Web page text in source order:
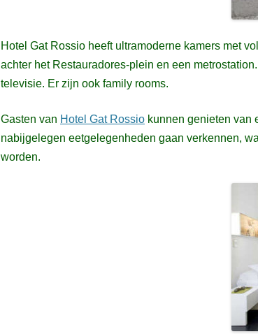
Hotel Gat Rossio heeft ultramoderne kamers met
achter het Restauradores-plein en een
televisie. Er zijn ook family rooms.
Gasten van Hotel Gat Rossio kunnen genieten van
nabijgelegen eetgelegenheden gaan verkennen,
worden.